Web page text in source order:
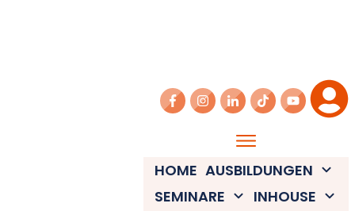
HOME AUSBILDUNGEN
SEMINARE
INHOUSE